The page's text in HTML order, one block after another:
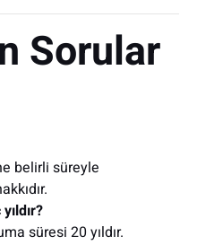
Sorular
belirli süreyle
süresi 20 yıldır.